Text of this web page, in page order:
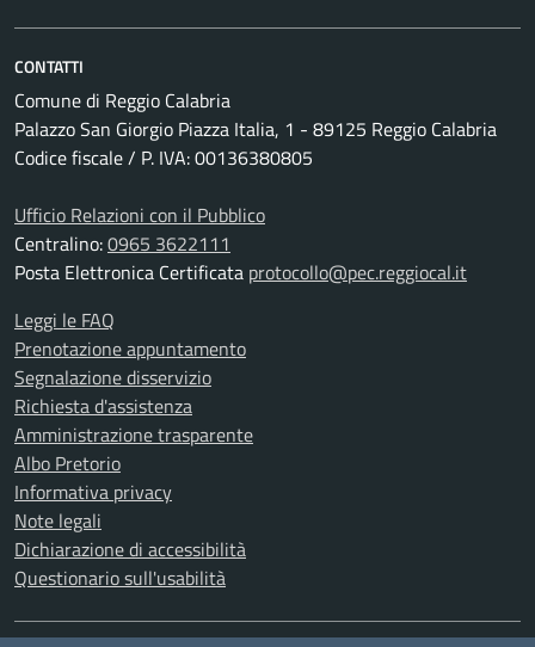
CONTATTI
Comune di Reggio Calabria
Palazzo San Giorgio Piazza Italia, 1 - 89125 Reggio Calabria
Codice fiscale / P. IVA: 00136380805
Ufficio Relazioni con il Pubblico
Centralino:0965 3622111
Posta Elettronica Certificata protocollo@pec.reggiocal.it
Leggi le FAQ
Prenotazione appuntamento
Segnalazione disservizio
Richiesta d'assistenza
Amministrazione trasparente
Albo Pretorio
Informativa privacy
Note legali
Dichiarazione di accessibilità
Questionario sull'usabilità